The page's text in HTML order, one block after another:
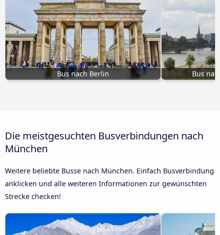
Bus nach Berlin Bus
Die meistgesuchten Busverbindungen nach
München
Weitere beliebte Busse nach München. Einfach Busverbindung
anklicken und alle weiteren Informationen zur gewünschten
Strecke checken!